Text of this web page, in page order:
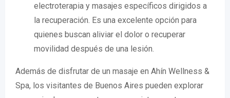
electroterapia y masajes específicos dirigidos a
la recuperación. Es una excelente opción para
quienes buscan aliviar el dolor o recuperar
movilidad después de una lesión.
Además de disfrutar de un masaje en Ahín Wellness &
Spa, los visitantes de Buenos Aires pueden explorar